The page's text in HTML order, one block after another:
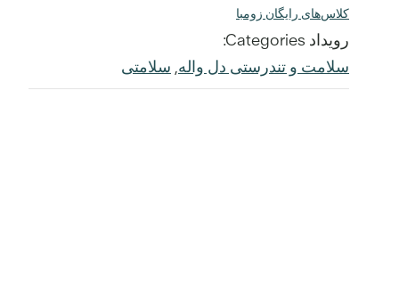
کلاس‌های رایگان زومبا
رویداد Categories:
سلامت و تندرستی دل واله, سلامتی